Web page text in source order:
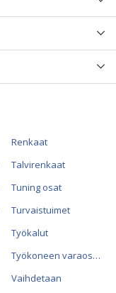
Renkaat
Talvirenkaat
Tuning osat
Turvaistuimet
Työkalut
Työkoneen varaosat
Vaihdetaan